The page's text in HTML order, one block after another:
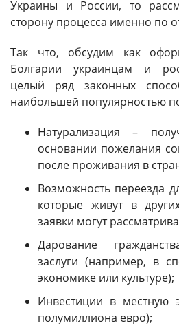
Украины и России, то
сторону процесса именно по
Так что, обсудим как
Болгарии украинцам и
целый ряд законных
наибольшей популярностью
Натурализация –
основании пожелания
после проживания в
Возможность переезда
которые живут в
заявки могут
Дарование
заслуги (например, в
экономике или культуре);
Инвестиции в местную
полумиллиона евро);